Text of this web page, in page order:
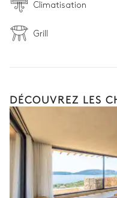
Climatisation
Grill
DÉCOUVREZ LES